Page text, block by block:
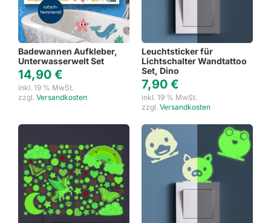
Badewannen Aufkleber,
Unterwasserwelt Set
14,90 €
inkl. 19 % MwSt.
zzgl. Versandkosten
Leuchtsticker für
Lichtschalter Wandtattoo
Set, Dino
7,90 €
inkl. 19 % MwSt.
zzgl. Versandkosten